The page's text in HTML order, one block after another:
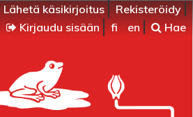
Lähetä käsikirjoitus
Rekisteröidy
Kirjaudu sisään
fi en Hae